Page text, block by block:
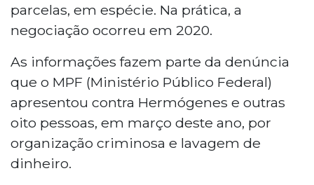
parcelas, em espécie. Na prática, a
negociação ocorreu em 2020.
As informações fazem parte da denúncia
que o MPF (Ministério Público Federal)
apresentou contra Hermógenes e outras
oito pessoas, em março deste ano, por
organização criminosa e lavagem de
dinheiro.